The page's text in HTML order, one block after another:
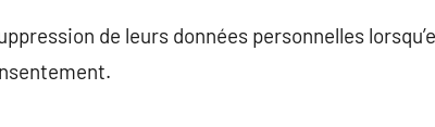
de leurs données personnelles